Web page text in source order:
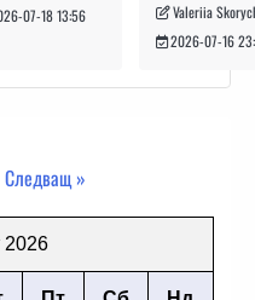
07-18 13:56
Valeriia
2026-07-16
Следващ »
2026